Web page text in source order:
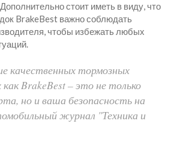
стоит иметь в виду, что
BrakeBest важно соблюдать
чтобы избежать любых
качественных тормозных
как BrakeBest – это не только
но и ваша безопасность на
журнал "Техника и